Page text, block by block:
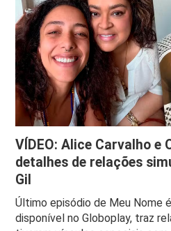
VÍDEO: Alice Carvalho e
detalhes de relações
Gil
Último episódio de Meu Nome
disponível no Globoplay, traz